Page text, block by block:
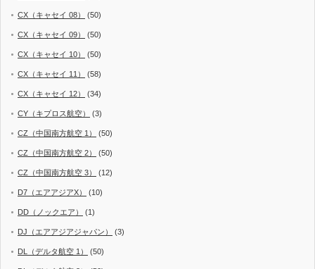
CX（キャセイ 08） (50)
CX（キャセイ 09） (50)
CX（キャセイ 10） (50)
CX（キャセイ 11） (58)
CX（キャセイ 12） (34)
CY（キプロス航空） (3)
CZ（中国南方航空 1） (50)
CZ（中国南方航空 2） (50)
CZ（中国南方航空 3） (12)
D7（エアアジアX） (10)
DD（ノックエア） (1)
DJ（エアアジアジャパン） (3)
DL（デルタ航空 1） (50)